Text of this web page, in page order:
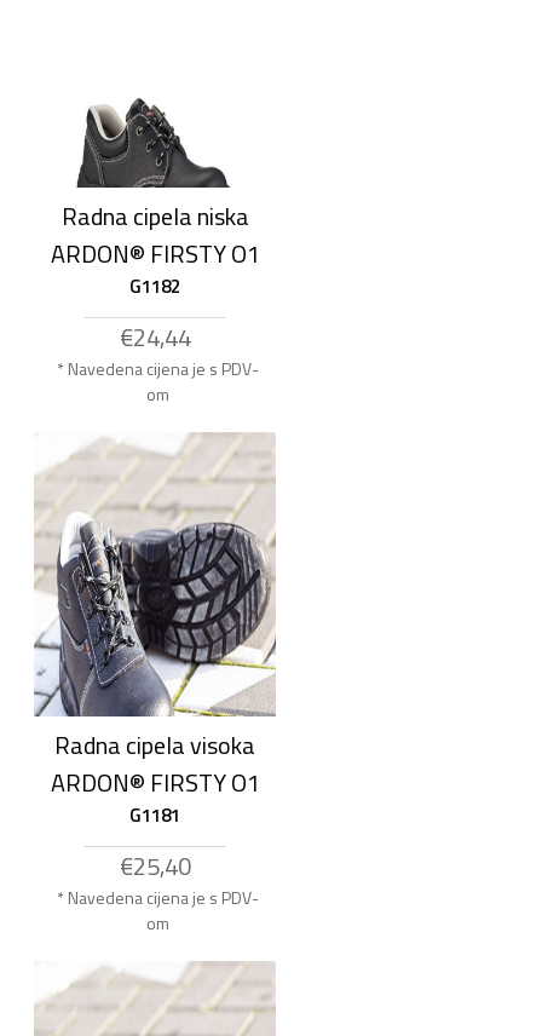
Radna cipela niska
ARDON® FIRSTY O1
G1182
€24,44
* Navedena cijena je s PDV-
om
Radna cipela visoka
ARDON® FIRSTY O1
G1181
€25,40
* Navedena cijena je s PDV-
om